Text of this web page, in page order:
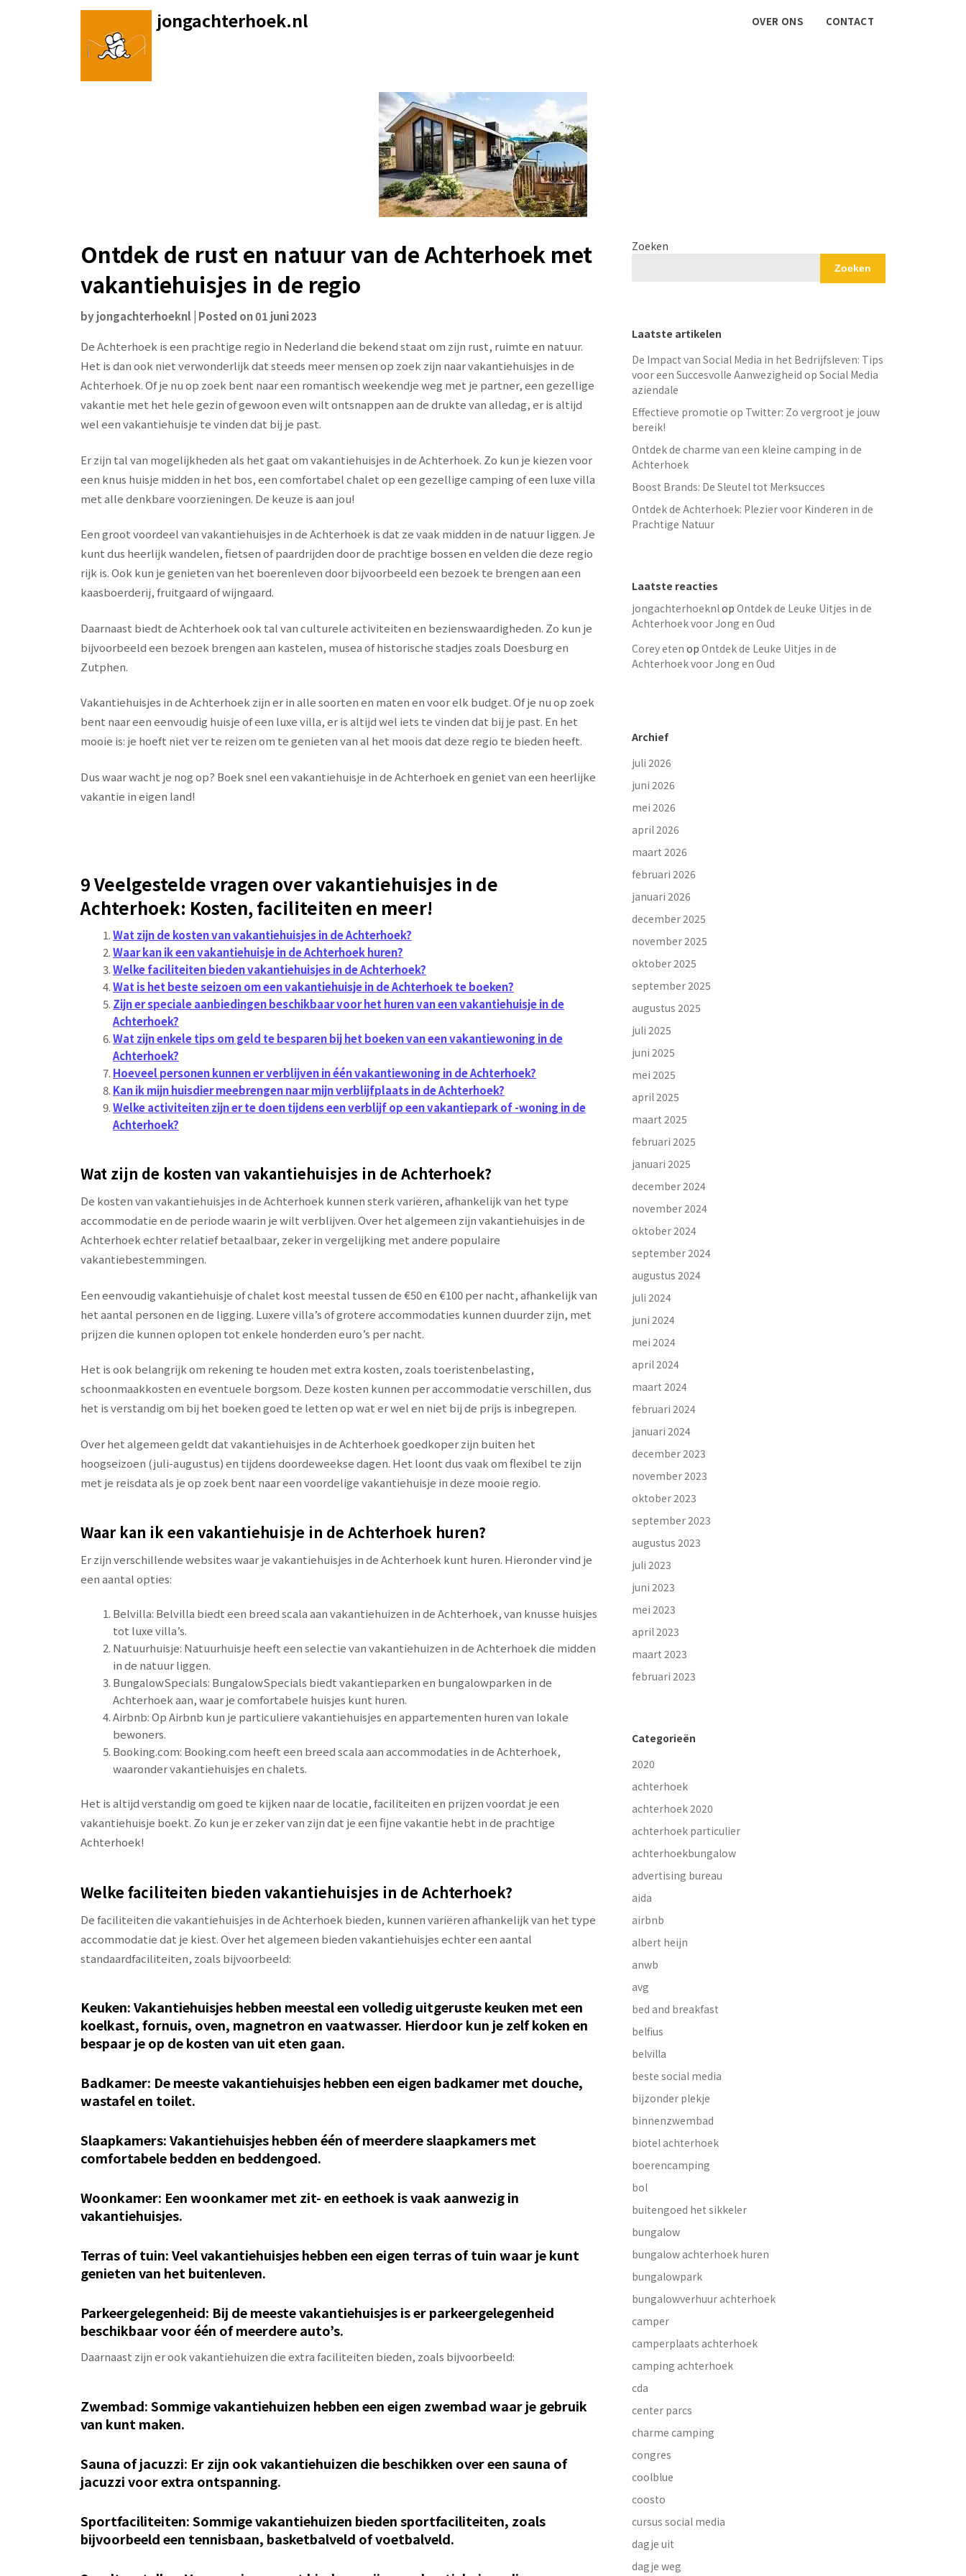
jongachterhoek.nl OVER ONS CONTACT
Ontdek de rust en natuur van de Achterhoek met
vakantiehuisjes in de regio
byjongachterhoeknl Posted on01 juni 2023
De Achterhoek is een prachtige regio in Nederland die bekend staat om zijn rust, ruimte en natuur.
Het is dan ook niet verwonderlijk dat steeds meer mensen op zoek zijn naar vakantiehuisjes in de
Achterhoek. Of je nu op zoek bent naar een romantisch weekendje weg met je partner, een gezellige
vakantie met het hele gezin of gewoon even wilt ontsnappen aan de drukte van alledag, er is altijd
wel een vakantiehuisje te vinden dat bij je past.
Er zijn tal van mogelijkheden als het gaat om vakantiehuisjes in de Achterhoek. Zo kun je kiezen voor
een knus huisje midden in het bos, een comfortabel chalet op een gezellige camping of een luxe villa
met alle denkbare voorzieningen. De keuze is aan jou!
Een groot voordeel van vakantiehuisjes in de Achterhoek is dat ze vaak midden in de natuur liggen. Je
kunt dus heerlijk wandelen, fietsen of paardrijden door de prachtige bossen en velden die deze regio
rijk is. Ook kun je genieten van het boerenleven door bijvoorbeeld een bezoek te brengen aan een
kaasboerderij, fruitgaard of wijngaard.
Daarnaast biedt de Achterhoek ook tal van culturele activiteiten en bezienswaardigheden. Zo kun je
bijvoorbeeld een bezoek brengen aan kastelen, musea of historische stadjes zoals Doesburg en
Zutphen.
Vakantiehuisjes in de Achterhoek zijn er in alle soorten en maten en voor elk budget. Of je nu op zoek
bent naar een eenvoudig huisje of een luxe villa, er is altijd wel iets te vinden dat bij je past. En het
mooie is: je hoeft niet ver te reizen om te genieten van al het moois dat deze regio te bieden heeft.
Dus waar wacht je nog op? Boek snel een vakantiehuisje in de Achterhoek en geniet van een heerlijke
vakantie in eigen land!
9 Veelgestelde vragen over vakantiehuisjes in de
Achterhoek: Kosten, faciliteiten en meer!
Wat zijn de kosten van vakantiehuisjes in de Achterhoek?
Waar kan ik een vakantiehuisje in de Achterhoek huren?
Welke faciliteiten bieden vakantiehuisjes in de Achterhoek?
Wat is het beste seizoen om een vakantiehuisje in de Achterhoek te boeken?
Zijn er speciale aanbiedingen beschikbaar voor het huren van een vakantiehuisje in de
Achterhoek?
Wat zijn enkele tips om geld te besparen bij het boeken van een vakantiewoning in de
Achterhoek?
Hoeveel personen kunnen er verblijven in één vakantiewoning in de Achterhoek?
Kan ik mijn huisdier meebrengen naar mijn verblijfplaats in de Achterhoek?
Welke activiteiten zijn er te doen tijdens een verblijf op een vakantiepark of -woning in de
Achterhoek?
Wat zijn de kosten van vakantiehuisjes in de Achterhoek?
De kosten van vakantiehuisjes in de Achterhoek kunnen sterk variëren, afhankelijk van het type
accommodatie en de periode waarin je wilt verblijven. Over het algemeen zijn vakantiehuisjes in de
Achterhoek echter relatief betaalbaar, zeker in vergelijking met andere populaire
vakantiebestemmingen.
Een eenvoudig vakantiehuisje of chalet kost meestal tussen de €50 en €100 per nacht, afhankelijk van
het aantal personen en de ligging. Luxere villa’s of grotere accommodaties kunnen duurder zijn, met
prijzen die kunnen oplopen tot enkele honderden euro’s per nacht.
Het is ook belangrijk om rekening te houden met extra kosten, zoals toeristenbelasting,
schoonmaakkosten en eventuele borgsom. Deze kosten kunnen per accommodatie verschillen, dus
het is verstandig om bij het boeken goed te letten op wat er wel en niet bij de prijs is inbegrepen.
Over het algemeen geldt dat vakantiehuisjes in de Achterhoek goedkoper zijn buiten het
hoogseizoen (juli-augustus) en tijdens doordeweekse dagen. Het loont dus vaak om flexibel te zijn
met je reisdata als je op zoek bent naar een voordelige vakantiehuisje in deze mooie regio.
Waar kan ik een vakantiehuisje in de Achterhoek huren?
Er zijn verschillende websites waar je vakantiehuisjes in de Achterhoek kunt huren. Hieronder vind je
een aantal opties:
Belvilla: Belvilla biedt een breed scala aan vakantiehuizen in de Achterhoek, van knusse huisjes
tot luxe villa’s.
Natuurhuisje: Natuurhuisje heeft een selectie van vakantiehuizen in de Achterhoek die midden
in de natuur liggen.
BungalowSpecials: BungalowSpecials biedt vakantieparken en bungalowparken in de
Achterhoek aan, waar je comfortabele huisjes kunt huren.
Airbnb: Op Airbnb kun je particuliere vakantiehuisjes en appartementen huren van lokale
bewoners.
Booking.com: Booking.com heeft een breed scala aan accommodaties in de Achterhoek,
waaronder vakantiehuisjes en chalets.
Het is altijd verstandig om goed te kijken naar de locatie, faciliteiten en prijzen voordat je een
vakantiehuisje boekt. Zo kun je er zeker van zijn dat je een fijne vakantie hebt in de prachtige
Achterhoek!
Welke faciliteiten bieden vakantiehuisjes in de Achterhoek?
De faciliteiten die vakantiehuisjes in de Achterhoek bieden, kunnen variëren afhankelijk van het type
accommodatie dat je kiest. Over het algemeen bieden vakantiehuisjes echter een aantal
standaardfaciliteiten, zoals bijvoorbeeld:
Keuken: Vakantiehuisjes hebben meestal een volledig uitgeruste keuken met een
koelkast, fornuis, oven, magnetron en vaatwasser. Hierdoor kun je zelf koken en
bespaar je op de kosten van uit eten gaan.
Badkamer: De meeste vakantiehuisjes hebben een eigen badkamer met douche,
wastafel en toilet.
Slaapkamers: Vakantiehuisjes hebben één of meerdere slaapkamers met
comfortabele bedden en beddengoed.
Woonkamer: Een woonkamer met zit- en eethoek is vaak aanwezig in
vakantiehuisjes.
Terras of tuin: Veel vakantiehuisjes hebben een eigen terras of tuin waar je kunt
genieten van het buitenleven.
Parkeergelegenheid: Bij de meeste vakantiehuisjes is er parkeergelegenheid
beschikbaar voor één of meerdere auto’s.
Daarnaast zijn er ook vakantiehuizen die extra faciliteiten bieden, zoals bijvoorbeeld:
Zwembad: Sommige vakantiehuizen hebben een eigen zwembad waar je gebruik
van kunt maken.
Sauna of jacuzzi: Er zijn ook vakantiehuizen die beschikken over een sauna of
jacuzzi voor extra ontspanning.
Sportfaciliteiten: Sommige vakantiehuizen bieden sportfaciliteiten, zoals
bijvoorbeeld een tennisbaan, basketbalveld of voetbalveld.
Zoeken
Zoeken
Laatste artikelen
De Impact van Social Media in het Bedrijfsleven: Tips
voor een Succesvolle Aanwezigheid op Social Media
aziendale
Effectieve promotie op Twitter: Zo vergroot je jouw
bereik!
Ontdek de charme van een kleine camping in de
Achterhoek
Boost Brands: De Sleutel tot Merksucces
Ontdek de Achterhoek: Plezier voor Kinderen in de
Prachtige Natuur
Laatste reacties
jongachterhoeknlop Ontdek de Leuke Uitjes in de
Achterhoek voor Jong en Oud
Corey eten op Ontdek de Leuke Uitjes in de
Achterhoek voor Jong en Oud
Archief
juli 2026
juni 2026
mei 2026
april 2026
maart 2026
februari 2026
januari 2026
december 2025
november 2025
oktober 2025
september 2025
augustus 2025
juli 2025
juni 2025
mei 2025
april 2025
maart 2025
februari 2025
januari 2025
december 2024
november 2024
oktober 2024
september 2024
augustus 2024
juli 2024
juni 2024
mei 2024
april 2024
maart 2024
februari 2024
januari 2024
december 2023
november 2023
oktober 2023
september 2023
augustus 2023
juli 2023
juni 2023
mei 2023
april 2023
maart 2023
februari 2023
Categorieën
2020
achterhoek
achterhoek 2020
achterhoek particulier
achterhoekbungalow
advertising bureau
aida
airbnb
albert heijn
anwb
avg
bed and breakfast
belfius
belvilla
beste social media
bijzonder plekje
binnenzwembad
biotel achterhoek
boerencamping
bol
buitengoed het sikkeler
bungalow
bungalow achterhoek huren
bungalowpark
bungalowverhuur achterhoek
camper
camperplaats achterhoek
camping achterhoek
cda
center parcs
charme camping
congres
coolblue
coosto
cursus social media
dagje uit
dagje weg